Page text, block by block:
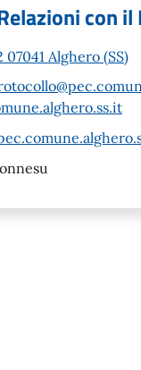
con il
Alghero (SS)